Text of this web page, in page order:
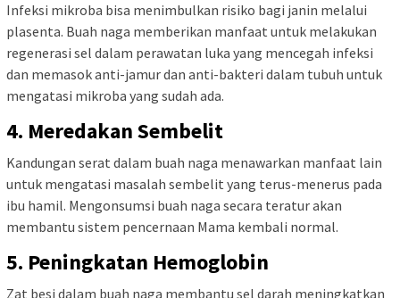
Infeksi mikroba bisa menimbulkan risiko bagi janin melalui
plasenta. Buah naga memberikan manfaat untuk melakukan
regenerasi sel dalam perawatan luka yang mencegah infeksi
dan memasok anti-jamur dan anti-bakteri dalam tubuh untuk
mengatasi mikroba yang sudah ada.
4. Meredakan Sembelit
Kandungan serat dalam buah naga menawarkan manfaat lain
untuk mengatasi masalah sembelit yang terus-menerus pada
ibu hamil. Mengonsumsi buah naga secara teratur akan
membantu sistem pencernaan Mama kembali normal.
5. Peningkatan Hemoglobin
Zat besi dalam buah naga membantu sel darah meningkatkan